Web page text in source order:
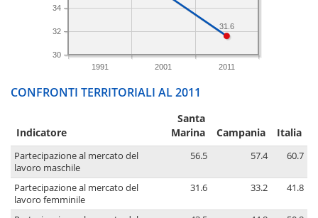
1991 2001 2011
30
32
34
31.6
CONFRONTI TERRITORIALI AL 2011
Indicatore
Santa
Marina
Campania Italia
Partecipazione al mercato del
lavoro maschile
56.5 57.4 60.7
Partecipazione al mercato del
lavoro femminile
31.6 33.2 41.8